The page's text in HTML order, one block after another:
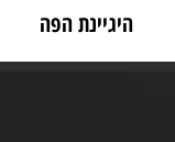
היגיינת הפה